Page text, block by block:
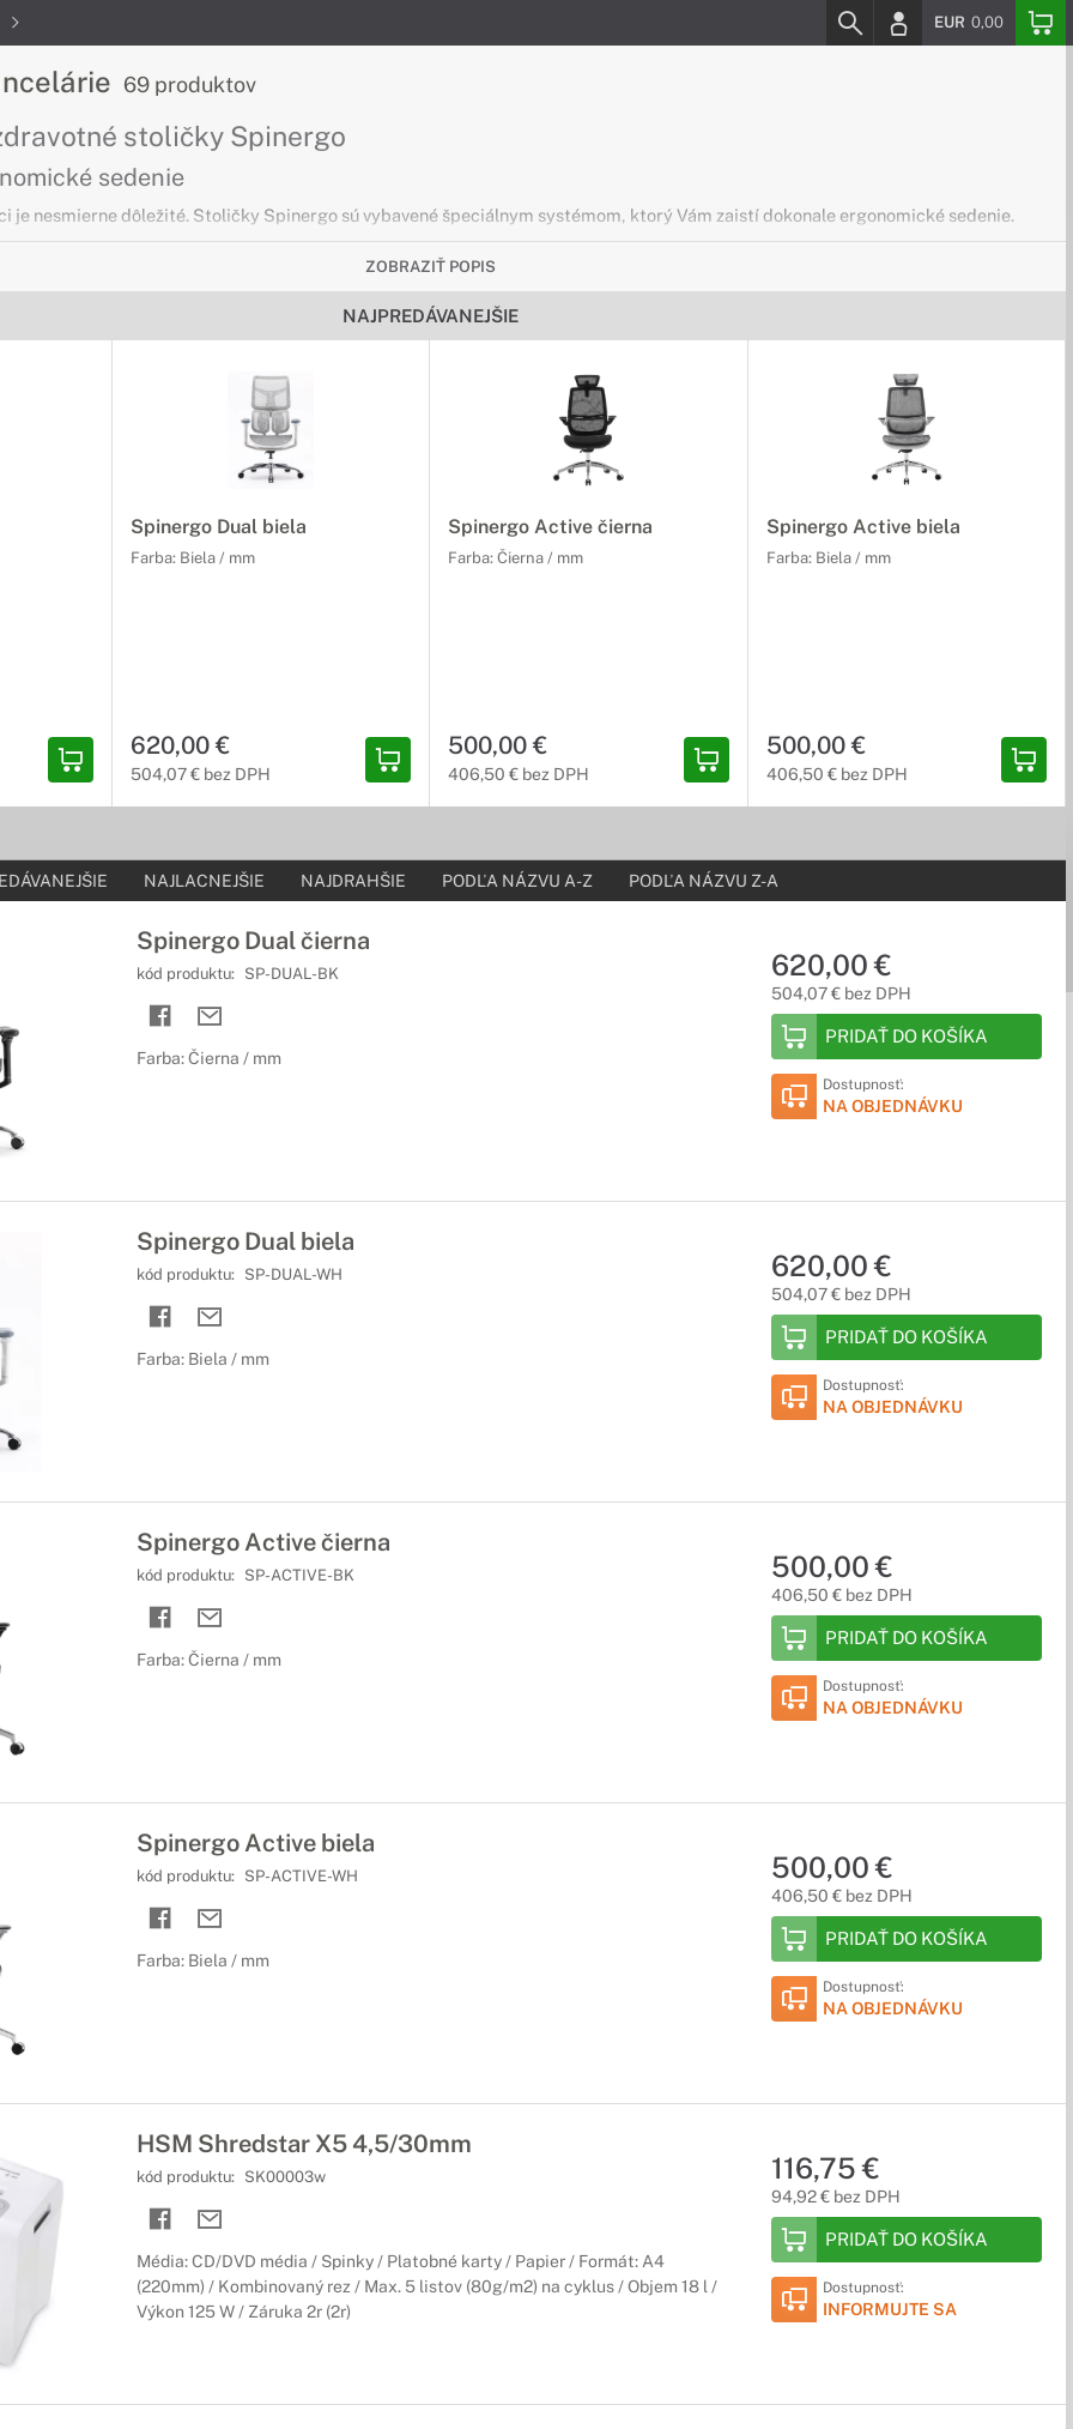
EUR 0,00
69 produktov
stoličky Spinergo
sedenie
je nesmierne dôležité. Stoličky Spinergo sú vybavené špeciálnym systémom, ktorý Vám zaistí dokonale ergonomické sedenie.
nepotrebných dokumentov
ZOBRAZIŤ POPIS
NAJPREDÁVANEJŠIE
Spinergo Dual biela
Farba: Biela / mm
620,00 €
504,07 € bez DPH
Spinergo Active čierna
Farba: Čierna / mm
500,00 €
406,50 € bez DPH
Spinergo Active biela
Farba: Biela / mm
500,00 €
406,50 € bez DPH
NAJLACNEJŠIE NAJDRAHŠIE PODĽA NÁZVU A-Z PODĽA NÁZVU Z-A
Spinergo Dual čierna
kód produktu: SP-DUAL-BK
Farba: Čierna / mm
620,00 €
504,07 € bez DPH
PRIDAŤ DO KOŠÍKA
Dostupnosť:
NA OBJEDNÁVKU
Spinergo Dual biela
kód produktu: SP-DUAL-WH
Farba: Biela / mm
620,00 €
504,07 € bez DPH
PRIDAŤ DO KOŠÍKA
Dostupnosť:
NA OBJEDNÁVKU
Spinergo Active čierna
kód produktu: SP-ACTIVE-BK
Farba: Čierna / mm
500,00 €
406,50 € bez DPH
PRIDAŤ DO KOŠÍKA
Dostupnosť:
NA OBJEDNÁVKU
Spinergo Active biela
kód produktu: SP-ACTIVE-WH
Farba: Biela / mm
500,00 €
406,50 € bez DPH
PRIDAŤ DO KOŠÍKA
Dostupnosť:
NA OBJEDNÁVKU
HSM Shredstar X5 4,5/30mm
kód produktu: SK00003w
Média: CD/DVD média / Spinky / Platobné karty / Papier / Formát: A4
(220mm) / Kombinovaný rez / Max. 5 listov (80g/m2) na cyklus / Objem 18 l /
Výkon 125 W / Záruka 2r (2r)
116,75 €
94,92 € bez DPH
PRIDAŤ DO KOŠÍKA
Dostupnosť:
INFORMUJTE SA